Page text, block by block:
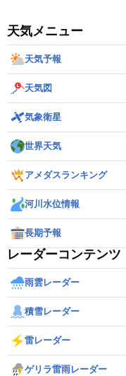
天気メニュー
天気予報
天気図
気象衛星
世界天気
アメダスランキング
河川水位情報
長期予報
レーダーコンテンツ
雨雲レーダー
積雪レーダー
雷レーダー
ゲリラ雷雨レーダー